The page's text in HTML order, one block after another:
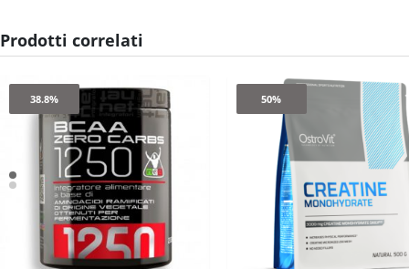
Prodotti correlati
38.8% 50%